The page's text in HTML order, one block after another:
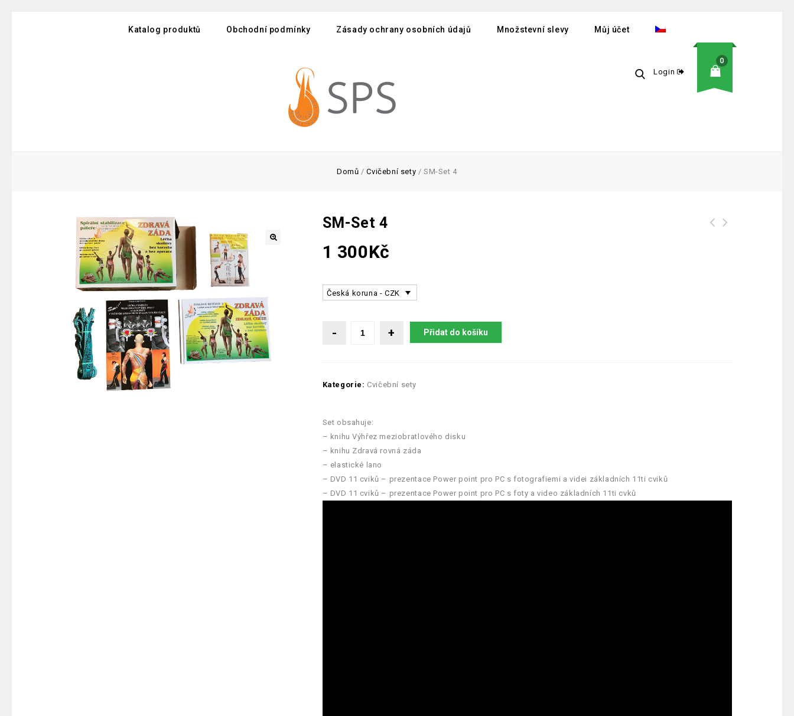
Katalog produktů Obchodní podmínky Zásady ochrany osobních údajů Množstevní slevy Můj účet
Login
0
Domů /Cvičební sety /SM-Set 4
SM-Set 4
1 300Kč
Česká koruna - CZK
Přidat do košíku
Kategorie: Cvičební sety
Set obsahuje:
– knihu Výhřez meziobratlového disku
– knihu Zdravá rovná záda
– elastické lano
– DVD 11 cviků – prezentace Power point pro PC s fotografiemi a videi základních 11ti cviků
– DVD 11 cviků – prezentace Power point pro PC s foty a video základních 11ti cvků